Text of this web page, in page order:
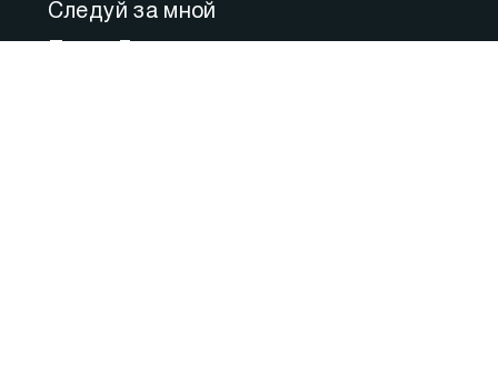
Следуй за мной